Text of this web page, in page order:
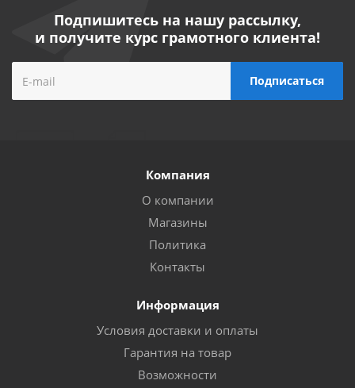
Подпишитесь на нашу рассылку,
и получите курс грамотного клиента!
Компания
О компании
Магазины
Политика
Контакты
Информация
Условия доставки и оплаты
Гарантия на товар
Возможности